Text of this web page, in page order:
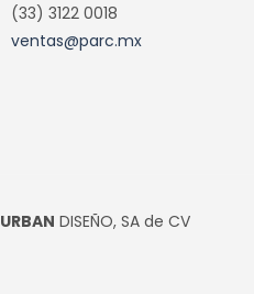
(33) 3122 0018
ventas@parc.mx
URBAN DISEÑO, SA de CV